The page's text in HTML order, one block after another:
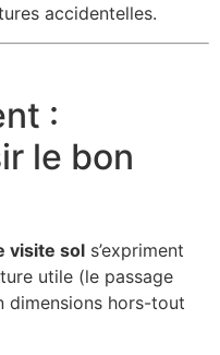
accidentelles.
:
le bon
visite sol s’expriment
utile (le passage
dimensions hors-tout